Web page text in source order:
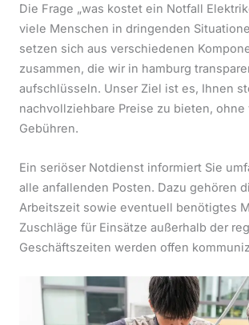
Die Frage „was kostet ein Notfall
viele Menschen in dringenden
setzen sich aus verschiedenen
zusammen, die wir in hamburg
aufschlüsseln. Unser Ziel ist es, Ihnen
nachvollziehbare Preise zu bieten, ohne
Gebühren.
Ein seriöser Notdienst informiert Sie
alle anfallenden Posten. Dazu gehören
Arbeitszeit sowie eventuell benötigtes
Zuschläge für Einsätze außerhalb der
Geschäftszeiten werden offen